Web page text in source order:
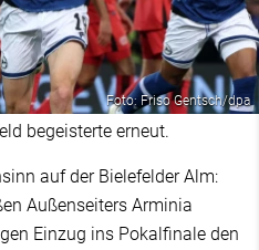
Foto: Friso Gentsch/dpa
begeisterte erneut.
auf der Bielefelder Alm:
Außenseiters Arminia
Einzug ins Pokalfinale den